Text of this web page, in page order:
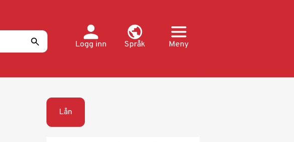
Logg inn
Språk Meny
Lån